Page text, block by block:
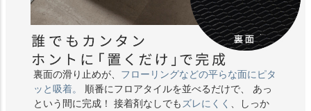
裏面の滑り止めが、 フローリングなどの平らな面にピタ
ッと吸着。
順番にフロアタイルを並べるだけで、 あっ
という間に完成！ 接着剤なしでも ズレにくく
、しっか